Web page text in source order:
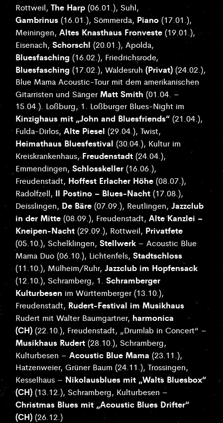
Rottweil,The Harp (06.01.), Suhl,
Gambrinus (16.01.), Sömmerda,Piano(17.01.),
Meiningen,Altes Knasthaus Fronveste(19.01.),
Eisenach,Schorschl(20.01.), Apolda,
Bluesfasching(16.02.), Friedrichsrode,
Bluesfasching(17.02.), Waldesruh(Privat) (24.02.),
Blue Mama Acoustic-Tour mit dem amerikanischen
Gitarristen und Sänger Matt Smith (01.04. –
15.04.). Loßburg, 1. Loßburger Blues-Night im
Kinzighaus mit „John and Bluesfriends“ (21.04.),
Fulda-Dirlos,Alte Piesel (29.04.), Twist,
Heimathaus Bluesfestival (30.04.), Kultur im
Kreiskrankenhaus,Freudenstadt (24.04.),
Emmendingen,Schlosskeller (16.06.),
Freudenstadt, Hoffest Erlacher Höhe(08.07.),
Radolfzell, Il Postino – Blues-Nacht (17.08.),
Deisslingen, De Bäre (07.09.), Reutlingen,Jazzclub
in der Mitte (08.09.), Freudenstadt,Alte Kanzlei –
Kneipen-Nacht (29.09.), Rottweil, Privatfete
(05.10.), Schelklingen,Stellwerk – Acoustic Blue
Mama Duo (06.10.), Lichtenfels,Stadtschloss
(11.10.), Mülheim/Ruhr,Jazzclub im Hopfensack
(12.10.), Schramberg, 1.Schramberger
Kulturbesen im Württemberger (13.10.),
Freudenstadt, Rudert-Festival im Musikhaus
Rudert mit Walter Baumgartner, harmonica
(CH) (22.10.), Freudenstadt, „Drumlab in Concert“ –
Musikhaus Rudert(28.10.), Schramberg,
Kulturbesen –Acoustic Blue Mama (23.11.),
Hatzenweier, Grüner Baum (24.11.),Trossingen,
Kesselhaus –Nikolausblues mit „Walt´s Bluesbox“
(CH) (13.12.), Schramberg, Kulturbesen –
Christmas Blues mit „Acoustic Blues Drifter“
(CH) (26.12.)